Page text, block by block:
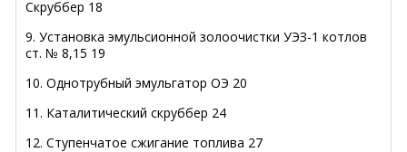
Скруббер 18
9. Установка эмульсионной золоочистки УЭЗ-1 котлов
ст. № 8,15 19
10. Однотрубный эмульгатор ОЭ 20
11. Каталитический скруббер 24
12. Ступенчатое сжигание топлива 27